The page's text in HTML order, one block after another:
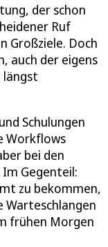
der schon
Ruf
Großziele. Doch
auch der eigens
Schulungen
Workflows
bei den
Gegenteil:
zu bekommen,
Warteschlangen
frühen Morgen